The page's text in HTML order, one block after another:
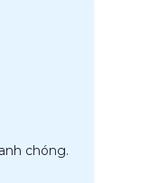
chóng.